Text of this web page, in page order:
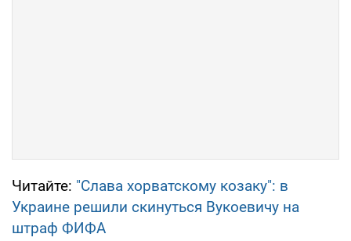
Читайте: "Слава хорватскому козаку": в
Украине решили скинуться Вукоевичу на
штраф ФИФА